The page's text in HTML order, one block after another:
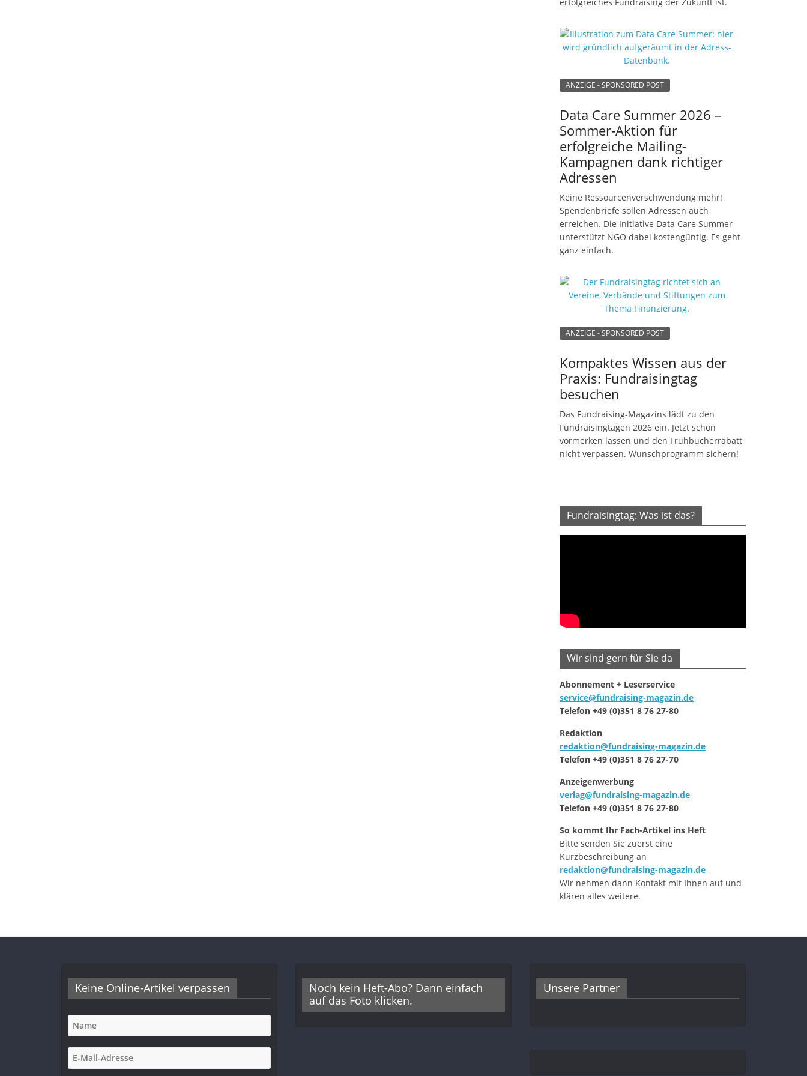
ANZEIGE - SPONSORED POST
Data Care Summer 2026 –
Sommer-Aktion für
erfolgreiche Mailing-
Kampagnen dank richtiger
Adressen
Keine Ressourcenverschwendung mehr!
Spendenbriefe sollen Adressen auch
erreichen. Die Initiative Data Care Summer
unterstützt NGO dabei kostengüntig. Es geht
ganz einfach.
ANZEIGE - SPONSORED POST
Kompaktes Wissen aus der
Praxis: Fundraisingtag
besuchen
Das Fundraising-Magazins lädt zu den
Fundraisingtagen 2026 ein. Jetzt schon
vormerken lassen und den Frühbucherrabatt
nicht verpassen. Wunschprogramm sichern!
Fundraisingtag: Was ist das?
Wir sind gern für Sie da
Abonnement + Leserservice
service@fundraising-magazin.de
Telefon +49 (0)351 8 76 27-80
Redaktion
redaktion@fundraising-magazin.de
Telefon +49 (0)351 8 76 27-70
Anzeigenwerbung
verlag@fundraising-magazin.de
Telefon +49 (0)351 8 76 27-80
So kommt Ihr Fach-Artikel ins Heft
Bitte senden Sie zuerst eine
Kurzbeschreibung an
redaktion@fundraising-magazin.de
Wir nehmen dann Kontakt mit Ihnen auf und
klären alles weitere.
Keine Online-Artikel verpassen
Noch kein Heft-Abo? Dann einfach
auf das Foto klicken.
Unsere Partner